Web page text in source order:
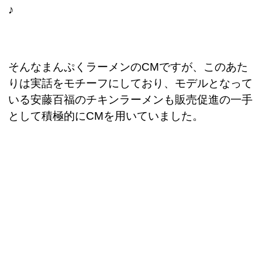
♪
そんなまんぷくラーメンのCMですが、このあた
りは実話をモチーフにしており、モデルとなって
いる安藤百福のチキンラーメンも販売促進の一手
として積極的にCMを用いていました。